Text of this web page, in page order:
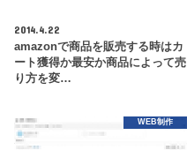
2014.4.22
amazonで商品を販売する時はカ
ート獲得か最安か商品によって売
り方を変…
WEB制作